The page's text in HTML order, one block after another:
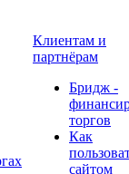
Клиентам и
партнёрам
Бридж -
торгов
Как
сайтом